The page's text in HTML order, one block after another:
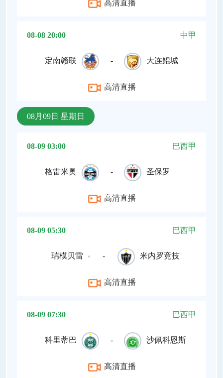
高清直播
08-08 20:00 中甲
定南赣联 - 大连鲲城
高清直播
08月09日 星期日
08-09 03:00 巴西甲
格雷米奥 - 圣保罗
高清直播
08-09 05:30 巴西甲
瑞模贝雷 - 米内罗竞技
高清直播
08-09 07:30 巴西甲
科里蒂巴 - 沙佩科恩斯
高清直播